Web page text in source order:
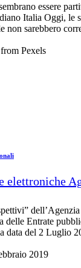
essere
Italia Oggi, le
non sarebbero
elettroniche
delle Entrate
data del 2 Luglio